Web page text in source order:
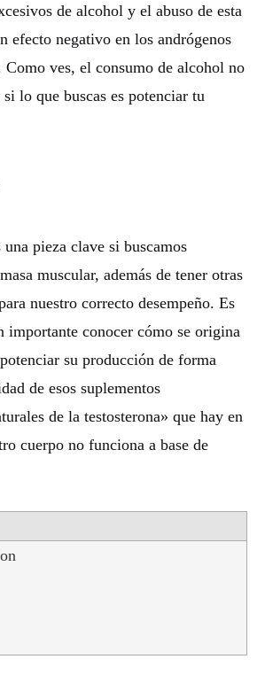
de alcohol y el abuso de esta
efecto negativo en los andrógenos
Como ves, el consumo de alcohol no
si lo que buscas es potenciar tu
una pieza clave si buscamos
muscular, además de tener otras
nuestro correcto desempeño. Es
importante conocer cómo se origina
su producción de forma
de esos suplementos
de la testosterona» que hay en
cuerpo no funciona a base de